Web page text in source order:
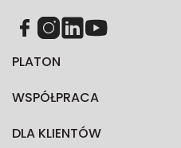
PLATON
WSPÓŁPRACA
DLA KLIENTÓW